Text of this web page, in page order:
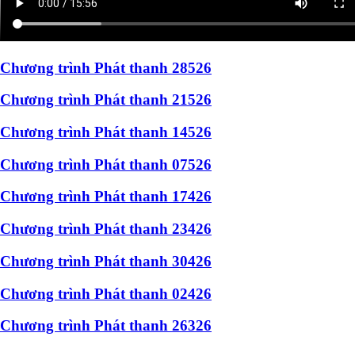
Chương trình Phát thanh 28526
Chương trình Phát thanh 21526
Chương trình Phát thanh 14526
Chương trình Phát thanh 07526
Chương trình Phát thanh 17426
Chương trình Phát thanh 23426
Chương trình Phát thanh 30426
Chương trình Phát thanh 02426
Chương trình Phát thanh 26326